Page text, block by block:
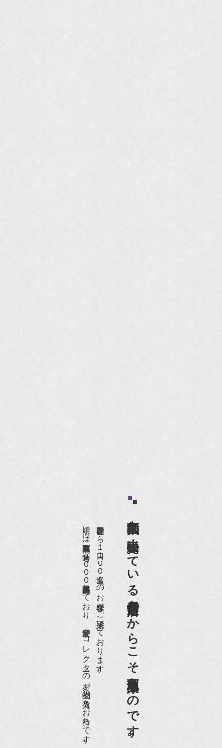
京都祇園で小売販売している
老舗骨董店だからこそ高価買取出来るのです。
世界各国から１日１００名近くのお客様がご来店頂いております。
店頭には買取商品を常時２０００点以上展示販売しており、
愛好家やコレクターの方が品物の入荷をお待ちです。